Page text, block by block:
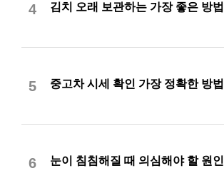
4 김치 오래 보관하는 가장 좋은 방법
5 중고차 시세 확인 가장 정확한 방법
6 눈이 침침해질 때 의심해야 할 원인